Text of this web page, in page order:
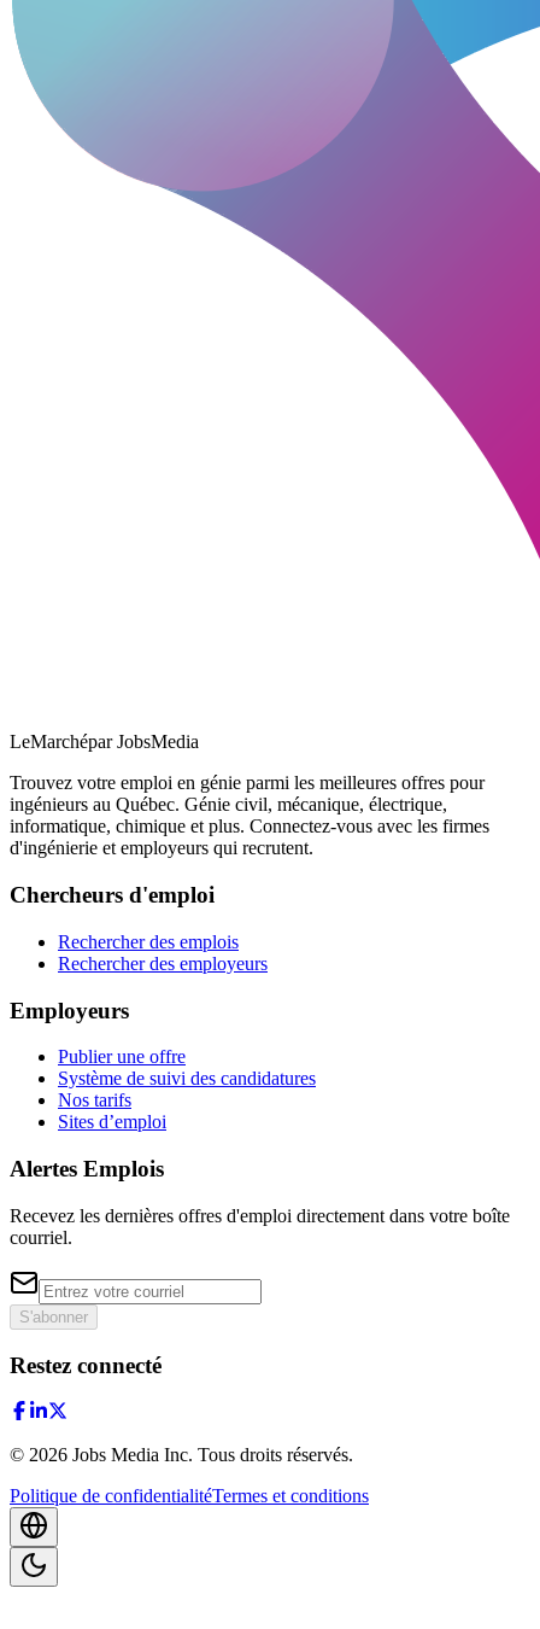
LeMarchépar JobsMedia
Trouvez votre emploi en génie parmi les meilleures offres pour
ingénieurs au Québec. Génie civil, mécanique, électrique,
informatique, chimique et plus. Connectez-vous avec les firmes
d'ingénierie et employeurs qui recrutent.
Chercheurs d'emploi
Rechercher des emplois
Rechercher des employeurs
Employeurs
Publier une offre
Système de suivi des candidatures
Nos tarifs
Sites d’emploi
Alertes Emplois
Recevez les dernières offres d'emploi directement dans votre boîte
courriel.
S'abonner
Restez connecté
© 2026 Jobs Media Inc. Tous droits réservés.
Politique de confidentialitéTermes et conditions